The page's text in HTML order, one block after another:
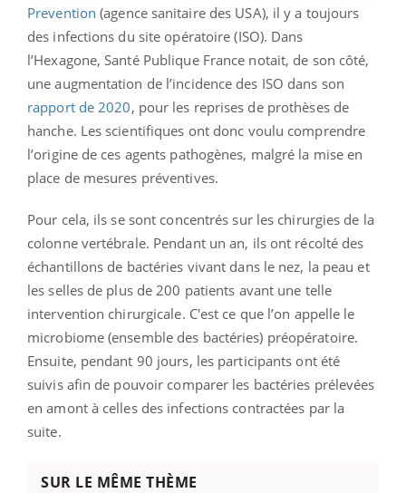
Prevention (agence sanitaire des USA), il y a toujours
des infections du site opératoire (ISO). Dans
l’Hexagone, Santé Publique France notait, de son côté,
une augmentation de l’incidence des ISO dans son
rapport de 2020, pour les reprises de prothèses de
hanche. Les scientifiques ont donc voulu comprendre
l’origine de ces agents pathogènes, malgré la mise en
place de mesures préventives.
Pour cela, ils se sont concentrés sur les chirurgies de la
colonne vertébrale. Pendant un an, ils ont récolté des
échantillons de bactéries vivant dans le nez, la peau et
les selles de plus de 200 patients avant une telle
intervention chirurgicale. C'est ce que l’on appelle le
microbiome (ensemble des bactéries) préopératoire.
Ensuite, pendant 90 jours, les participants ont été
suivis afin de pouvoir comparer les bactéries prélevées
en amont à celles des infections contractées par la
suite.
SUR LE MÊME THÈME